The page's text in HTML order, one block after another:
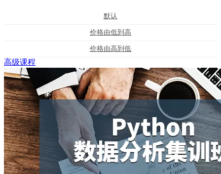
默认
价格由低到高
价格由高到低
高级课程